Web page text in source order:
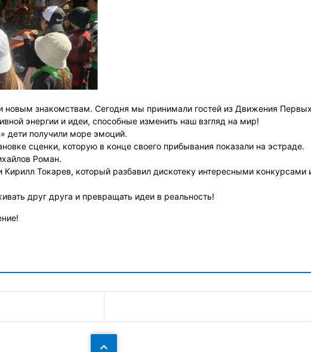
новым знакомствам. Сегодня мы принимали гостей из Движения
энергии и идеи, способные изменить наш взгляд на мир!
дети получили море эмоций.
сценки, которую в конце своего прибывания показали на эстраде.
Роман.
Токарев, который разбавил дискотеку интересными
друг друга и превращать идеи в реальность!